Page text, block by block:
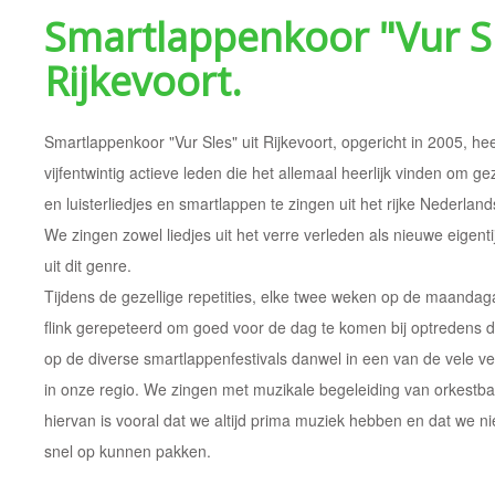
Smartlappenkoor "Vur
Rijkevoort.
Smartlappenkoor "Vur Sles" uit Rijkevoort, opgericht in 2005,
vijfentwintig actieve leden die het allemaal heerlijk vinden om
en luisterliedjes en smartlappen te zingen uit het rijke
We zingen zowel liedjes uit het verre verleden als nieuwe
uit dit genre.
Tijdens de gezellige repetities, elke twee weken op de
flink gerepeteerd om goed voor de dag te komen bij optredens
op de diverse smartlappenfestivals danwel in een van de vele
in onze regio. We zingen met muzikale begeleiding van
hiervan is vooral dat we altijd prima muziek hebben en dat we
snel op kunnen pakken.